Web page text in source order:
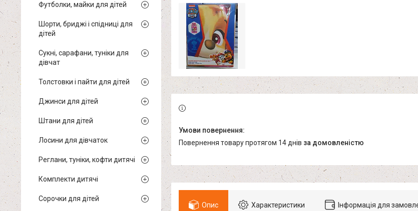
повернення товару протягом 14 днів за домовленістю
Опис Характеристики Інформація для
Футболки, майки для дітей
Шорти, бриджі і спідниці для
дітей
Сукні, сарафани, туніки для
дівчат
Толстовки і пайти для дітей
Джинси для дітей
Штани для дітей
Лосини для дівчаток
Реглани, туніки, кофти дитячі
Комплекти дитячі
Сорочки для дітей